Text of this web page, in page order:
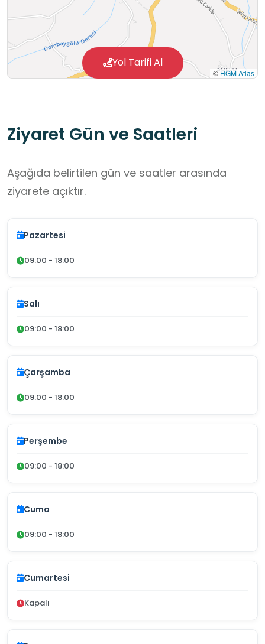
©HGM Atlas
Yol Tarifi Al
Ziyaret Gün ve Saatleri
Aşağıda belirtilen gün ve saatler arasında
ziyarete açıktır.
Pazartesi
09:00 - 18:00
Salı
09:00 - 18:00
Çarşamba
09:00 - 18:00
Perşembe
09:00 - 18:00
Cuma
09:00 - 18:00
Cumartesi
Kapalı